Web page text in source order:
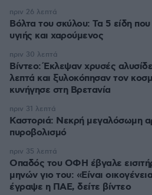
Βόλτα του σκύλου: Τα 5 είδη που
υγιής και χαρούμενος
πριν 26 λεπτά
Βίντεο: Έκλεψαν χρυσές
λεπτά και ξυλοκόπησαν τον
κυνήγησε στη Βρετανία
πριν 30 λεπτά
Καστοριά: Νεκρή μεγαλόσωμη
πυροβολισμό
πριν 31 λεπτά
Οπαδός του ΟΦΗ έβγαλε
μηνών γιο του: «Είναι
έγραψε η ΠΑΕ, δείτε βίντεο
πριν 35 λεπτά